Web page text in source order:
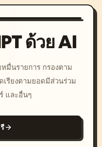
ด้วย AI
มื่นรายการ กรองตาม
เรียงตามยอดมีส่วนร่วม
และอื่นๆ